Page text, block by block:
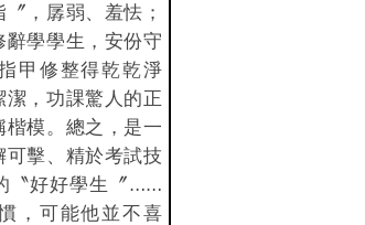
〞，孱弱、羞怯；
學學生，安份守
甲修整得乾乾淨
，功課驚人的正
模。總之，是一
擊、精於考試技
〝好好學生〞……
，可能他並不喜